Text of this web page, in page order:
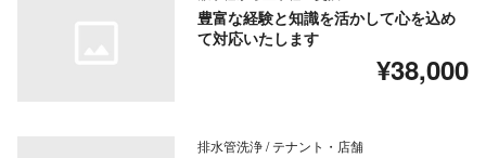
豊富な経験と知識を活かして心を込め
て対応いたします
¥38,000
排水管洗浄 / テナント・店舗